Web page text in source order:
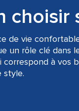
choisir
de vie
un rôle clé dans
à vos
style.